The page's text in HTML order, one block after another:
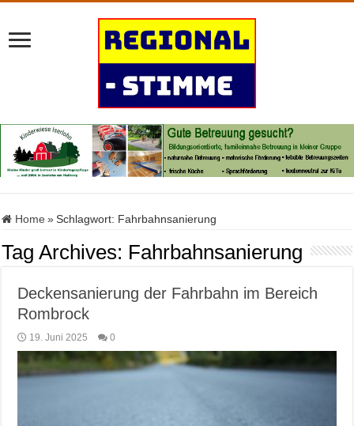
Home » Schlagwort: Fahrbahnsanierung
Tag Archives: Fahrbahnsanierung
Deckensanierung der Fahrbahn im Bereich
Rombrock
19. Juni 2025 0